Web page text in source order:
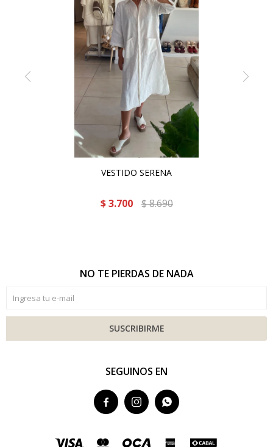
VESTIDO SERENA
$ 3.700 $8.690
SEGUINOS EN
  
NO TE PIERDAS DE NADA
SUSCRIBIRME